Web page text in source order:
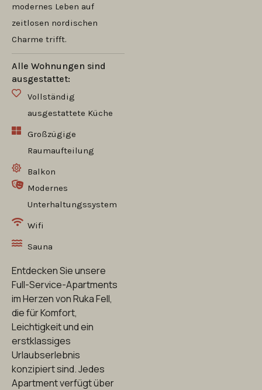
modernes Leben auf
zeitlosen nordischen
Charme trifft.
Alle Wohnungen sind
ausgestattet:
Vollständig
ausgestattete Küche
Großzügige
Raumaufteilung
Balkon
Modernes
Unterhaltungssystem
Wifi
Sauna
Entdecken Sie unsere
Full-Service-Apartments
im Herzen von Ruka Fell,
die für Komfort,
Leichtigkeit und ein
erstklassiges
Urlaubserlebnis
konzipiert sind. Jedes
Apartment verfügt über